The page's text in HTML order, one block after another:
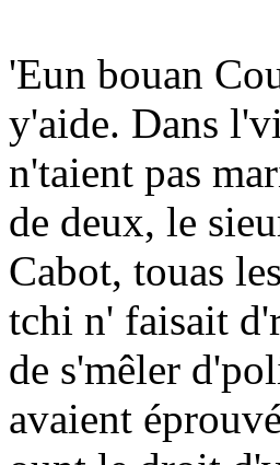
'Eun bouan
y'aide. Dans
n'taient pas
de deux, le
Cabot, touas
tchi n' faisait
de s'mêler
avaient